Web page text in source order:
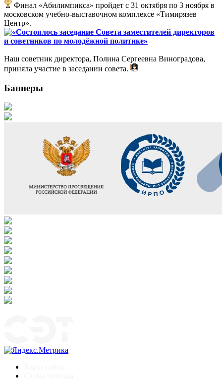
Финал «Абилимпикса» пройдет с 31 октября по 3 ноября в
московском учебно-выставочном комплексе «Тимирязев
Центр».
«Состоялось заседание Совета заместителей директоров
и советников по молодёжной политике»
Наш советник директора, Полина Сергеевна Виноградова,
приняла участие в заседании совета.
Баннеры